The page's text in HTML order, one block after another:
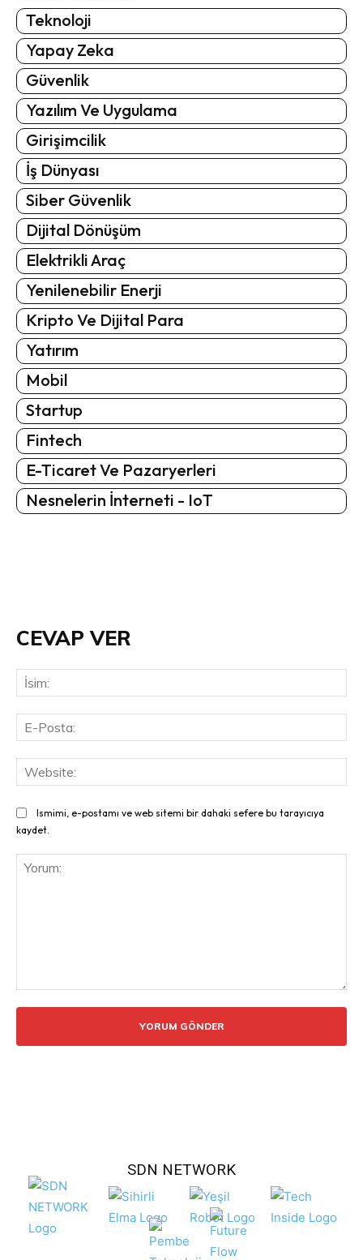
Teknoloji
Yapay Zeka
Güvenlik
Yazılım Ve Uygulama
Girişimcilik
İş Dünyası
Siber Güvenlik
Dijital Dönüşüm
Elektrikli Araç
Yenilenebilir Enerji
Kripto Ve Dijital Para
Yatırım
Mobil
Startup
Fintech
E-Ticaret Ve Pazaryerleri
Nesnelerin İnterneti - IoT
CEVAP VER
Ismimi, e-postamı ve web sitemi bir dahaki sefere bu tarayıcıya
kaydet.
SDN NETWORK